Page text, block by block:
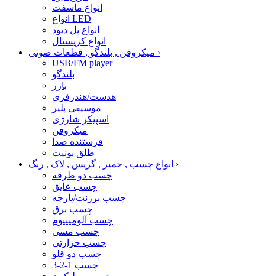
انواع ماسفت
انواع LED
انواع پل دیود
انواع کریستال
›
USB/FM player
بلندگو
بازر
هدست/هندزفری
موسیقی پلیر
اسپیکر شارژی
میکروفن
فرستنده صدا
طلق یونیت
›
چسب دو طرفه
چسب عایق
چسب برزنت/پارچه
چسب برق
چسب آلومینیوم
چسب مسی
چسب حرارتی
چسب دو قلو
چسب 1-2-3